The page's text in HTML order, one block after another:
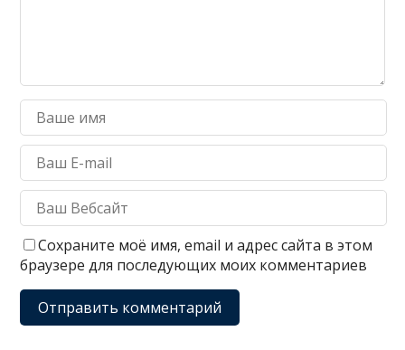
Сохраните моё имя, email и адрес сайта в этом
браузере для последующих моих комментариев